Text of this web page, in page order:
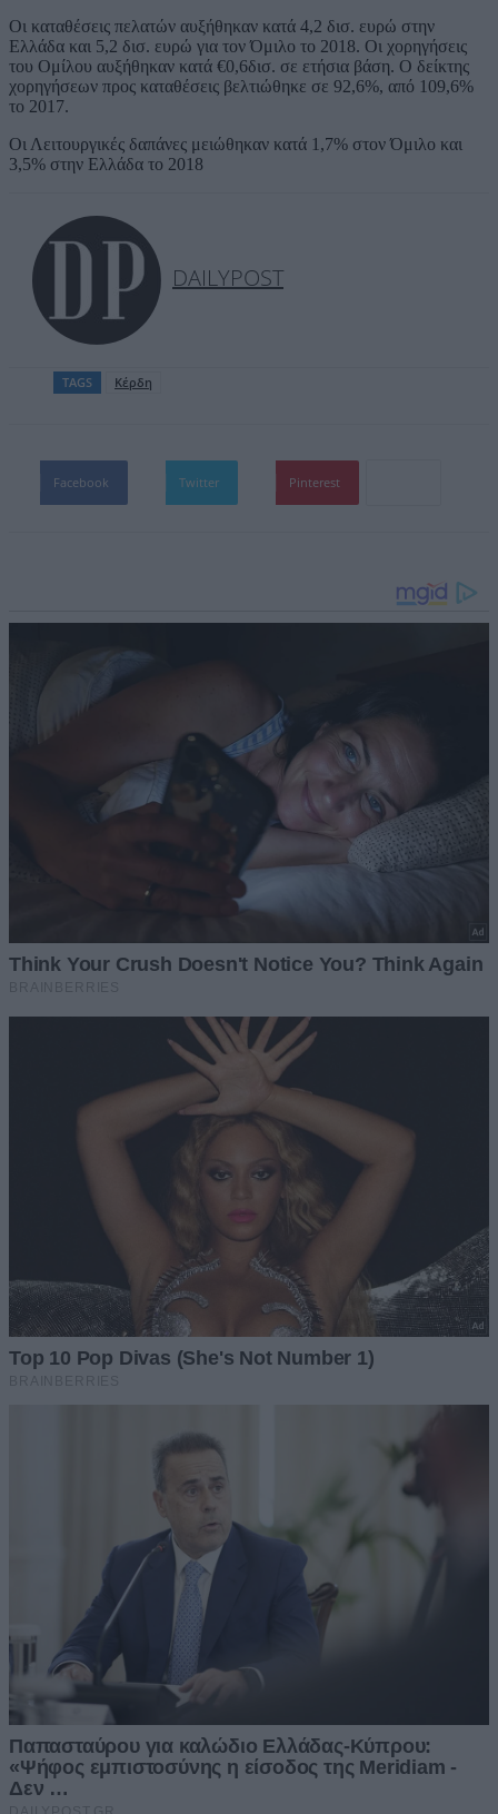
Οι καταθέσεις πελατών αυξήθηκαν κατά 4,2 δισ. ευρώ στην
Ελλάδα και 5,2 δισ. ευρώ για τον Όμιλο το 2018. Οι χορηγήσεις
του Ομίλου αυξήθηκαν κατά €0,6δισ. σε ετήσια βάση. Ο δείκτης
χορηγήσεων προς καταθέσεις βελτιώθηκε σε 92,6%, από 109,6%
το 2017.
Οι Λειτουργικές δαπάνες μειώθηκαν κατά 1,7% στον Όμιλο και
3,5% στην Ελλάδα το 2018
DAILYPOST
TAGS Κέρδη
Facebook Twitter Pinterest